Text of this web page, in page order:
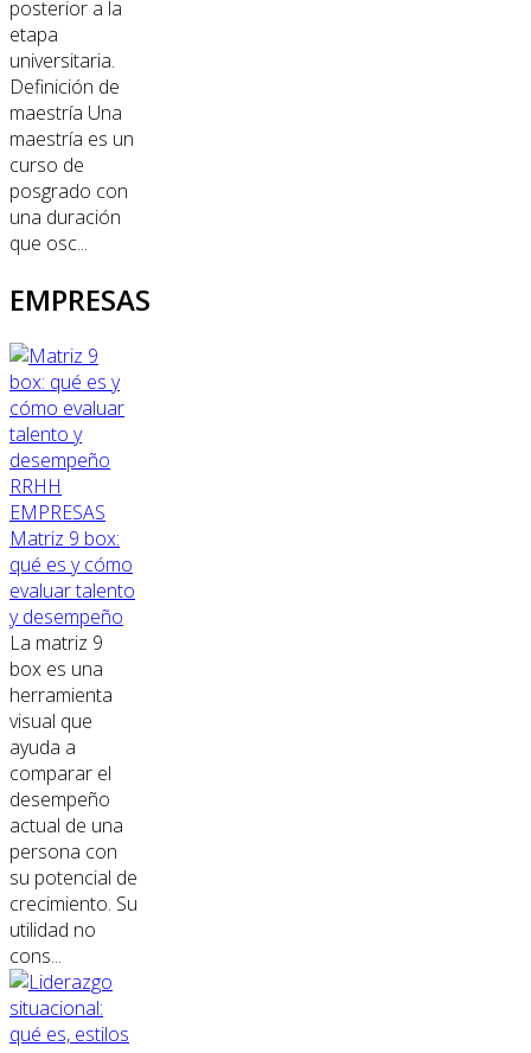
posterior a la
etapa
universitaria.
Definición de
maestría Una
maestría es un
curso de
posgrado con
una duración
que osc...
EMPRESAS
RRHH
EMPRESAS
Matriz 9 box:
qué es y cómo
evaluar talento
y desempeño
La matriz 9
box es una
herramienta
visual que
ayuda a
comparar el
desempeño
actual de una
persona con
su potencial de
crecimiento. Su
utilidad no
cons...